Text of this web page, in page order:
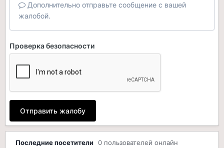
Дополнительно отправьте сообщение с вашей
жалобой.
Проверка безопасности
Отправить жалобу
Последние посетители 0 пользователей онлайн